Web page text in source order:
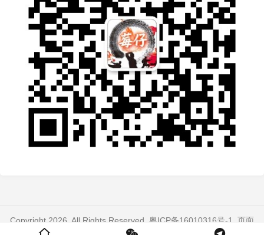
Copyright 2026. All Rights Reserved. 粤ICP备16010316号-1
. 页面
加载时间：0.304 秒